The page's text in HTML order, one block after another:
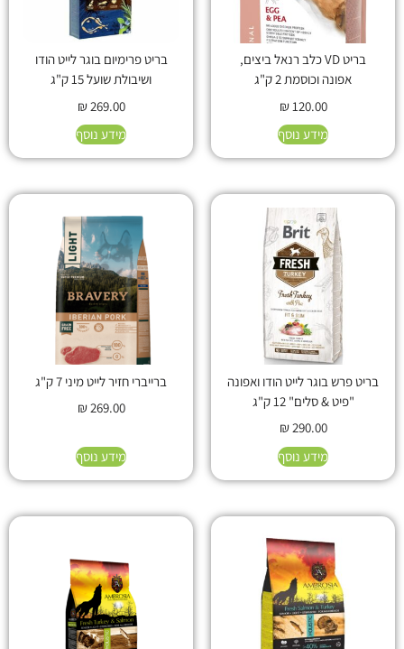
בריט VD כלב רנאל ביצים,
אפונה וכוסמת 2 ק"ג
₪120.00
מידע נוסף
בריט פרימיום בוגר לייט הודו
ושיבולת שועל 15 ק"ג
₪269.00
מידע נוסף
בריט פרש בוגר לייט הודו ואפונה
"פיט & סלים" 12 ק"ג
₪290.00
מידע נוסף
ברייברי חזיר לייט מיני 7 ק"ג
₪269.00
מידע נוסף